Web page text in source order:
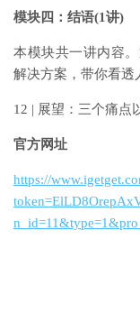
模块四：结语(1讲)
本模块共一讲内容
解决方案，带你看透
12 | 展望：三个痛点
官方网址
https://